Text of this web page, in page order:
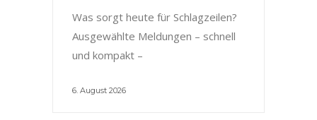
Was sorgt heute für Schlagzeilen?
Ausgewählte Meldungen – schnell
und kompakt –
6. August 2026